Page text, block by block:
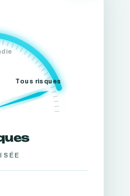
Tous risques